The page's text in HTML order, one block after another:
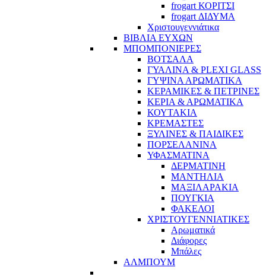
frogart ΚΟΡΙΤΣΙ
frogart ΔΙΔΥΜΑ
Χριστουγεννιάτικα
ΒΙΒΛΙΑ ΕΥΧΩΝ
ΜΠΟΜΠΟΝΙΕΡΕΣ
ΒΟΤΣΑΛΑ
ΓΥΑΛΙΝΑ & PLEXI GLASS
ΓΥΨΙΝΑ ΑΡΩΜΑΤΙΚΑ
ΚΕΡΑΜΙΚΕΣ & ΠΕΤΡΙΝΕΣ
ΚΕΡΙΑ & ΑΡΩΜΑΤΙΚΑ
ΚΟΥΤΑΚΙΑ
ΚΡΕΜΑΣΤΕΣ
ΞΥΛΙΝΕΣ & ΠΑΙΔΙΚΕΣ
ΠΟΡΣΕΛΑΝΙΝΑ
ΥΦΑΣΜΑΤΙΝA
ΔΕΡΜΑΤΙΝΗ
ΜΑΝΤΗΛΙΑ
ΜΑΞΙΛΑΡΑΚΙΑ
ΠΟΥΓΚΙΑ
ΦΑΚΕΛΟΙ
ΧΡΙΣΤΟΥΓΕΝΝΙΑΤΙΚΕΣ
Αρωματικά
Διάφορες
Μπάλες
ΑΛΜΠΟΥΜ